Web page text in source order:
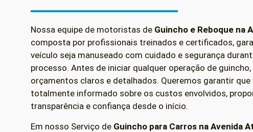
Nossa equipe de motoristas de Guincho e Reboque na
composta por profissionais treinados e certificados,
veículo seja manuseado com cuidado e segurança
processo. Antes de iniciar qualquer operação de
orçamentos claros e detalhados. Queremos garantir que
totalmente informado sobre os custos envolvidos,
transparência e confiança desde o início.
Em nosso Serviço de Guincho para Carros na Avenida